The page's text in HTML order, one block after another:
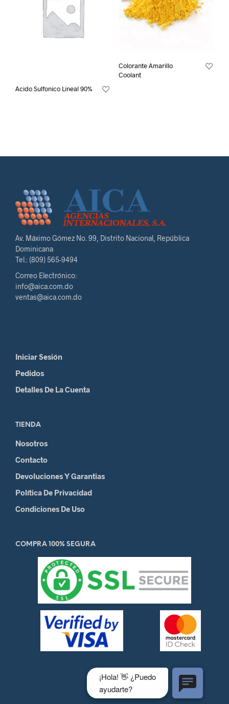
Acido Sulfonico Lineal 90%
Colorante Amarillo
Coolant
Av. Máximo Gómez No. 99, Distrito Nacional, República
Dominicana
Tel.: (809) 565-9494
Correo Electrónico:
info@aica.com.do
ventas@aica.com.do
Iniciar Sesión
Pedidos
Detalles De La Cuenta
TIENDA
Nosotros
Contacto
Devoluciones Y Garantias
Política De Privacidad
Condiciones De Uso
COMPRA 100% SEGURA